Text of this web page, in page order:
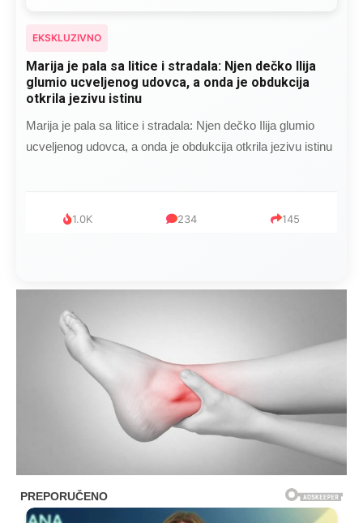
EKSKLUZIVNO
Marija je pala sa litice i stradala: Njen dečko Ilija
glumio ucveljenog udovca, a onda je obdukcija
otkrila jezivu istinu
Marija je pala sa litice i stradala: Njen dečko Ilija glumio
ucveljenog udovca, a onda je obdukcija otkrila jezivu istinu
1.0K 234 145